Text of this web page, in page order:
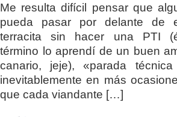
Me resulta difícil pensar que
pueda pasar por delante de
terracita sin hacer una PTI
término lo aprendí de un buen
canario, jeje), «parada
inevitablemente en más
que cada viandante […]